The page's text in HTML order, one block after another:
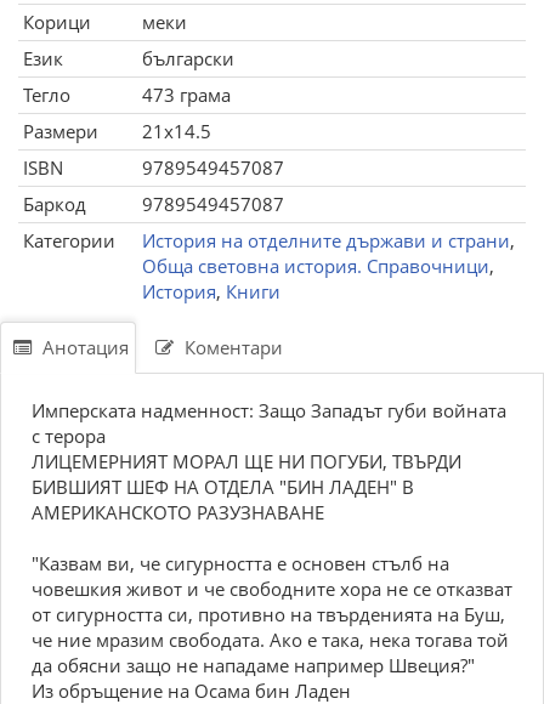
Корици
меки
Език
български
Тегло
473 грама
Размери
21x14.5
ISBN
9789549457087
Баркод
9789549457087
Категории
История на отделните държави и страни,
Обща световна история. Справочници,
История, Книги
Анотация Коментари
Имперската надменност: Защо Западът губи войната
с терора
ЛИЦЕМЕРНИЯТ МОРАЛ ЩЕ НИ ПОГУБИ, ТВЪРДИ
БИВШИЯТ ШЕФ НА ОТДЕЛА "БИН ЛАДЕН" В
АМЕРИКАНСКОТО РАЗУЗНАВАНЕ
"Казвам ви, че сигурността е основен стълб на
човешкия живот и че свободните хора не се отказват
от сигурността си, противно на твърденията на Буш,
че ние мразим свободата. Ако е така, нека тогава той
да обясни защо не нападаме например Швеция?"
Из обръщение на Осама бин Ладен